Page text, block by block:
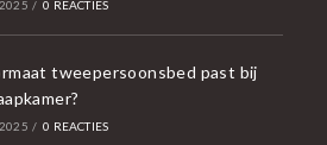
/ 0 REACTIES
tweepersoonsbed past bij
/ 0 REACTIES